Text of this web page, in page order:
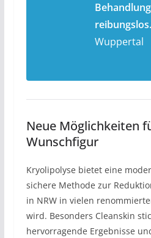
Wuppertal
Neue Möglichkeiten
Wunschfigur
Kryolipolyse bietet eine
sichere Methode zur
in NRW in vielen
wird. Besonders Cleanskin
hervorragende Ergebnisse